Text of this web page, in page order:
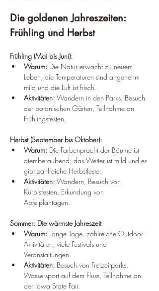
Die goldenen Jahreszeiten:
Frühling und Herbst
Frühling (Mai bis Juni):
Warum: Die Natur erwacht zu neuem
Leben, die Temperaturen sind angenehm
mild und die Luft ist frisch.
Aktivitäten: Wandern in den Parks, Besuch
der botanischen Gärten, Teilnahme an
Frühlingsfesten.
Herbst (September bis Oktober):
Warum: Die Farbenpracht der Bäume ist
atemberaubend, das Wetter ist mild und es
gibt zahlreiche Herbstfeste.
Aktivitäten: Wandern, Besuch von
Kürbisfesten, Erkundung von
Apfelplantagen.
Sommer: Die wärmste Jahreszeit
Warum: Lange Tage, zahlreiche Outdoor-
Aktivitäten, viele Festivals und
Veranstaltungen.
Aktivitäten: Besuch von Freizeitparks,
Wassersport auf dem Fluss, Teilnahme an
der Iowa State Fair.